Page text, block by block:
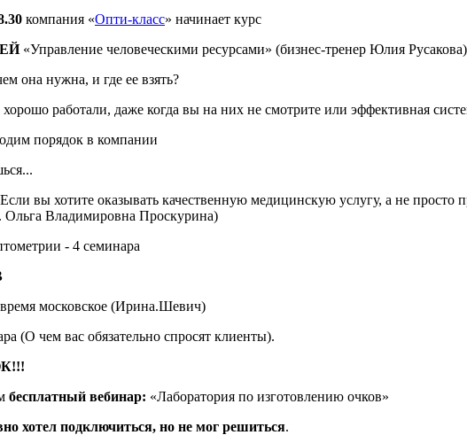
компания «Опти-класс» начинает курс
«Управление человеческими ресурсами» (бизнес-тренер Юлия
она нужна, и где ее взять?
работали, даже когда вы на них не смотрите или эффективная
порядок в компании
оказывать качественную медицинскую услугу, а не просто
Владимировна Проскурина)
- 4 семинара
московское (Ирина.Шевич)
(О чем вас обязательно спросят клиенты).
бесплатный вебинар: «Лаборатория по изготовлению очков»
хотел подключиться, но не мог решиться.